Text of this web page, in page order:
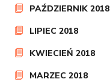
PAŹDZIERNIK 2018
LIPIEC 2018
KWIECIEŃ 2018
MARZEC 2018